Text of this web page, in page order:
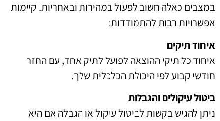
במצבים כאלה חשוב לפעול במהירות ובאחריות. קיימות
אפשרויות רבות להתמודדות:
איחוד תיקים
איחוד כל תיקי ההוצאה לפועל לתיק אחד, עם החזר
חודשי קבוע לפי היכולת הכלכלית שלך.
ביטול עיקולים והגבלות
ניתן להגיש בקשות לביטול עיקול או הגבלה אם היא